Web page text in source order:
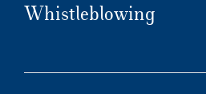
Whistleblowing